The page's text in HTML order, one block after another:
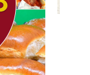
Camp